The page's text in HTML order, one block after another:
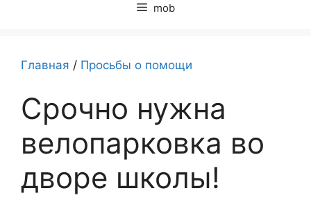
mob
Главная / Просьбы о помощи
Срочно нужна
велопарковка во
дворе школы!